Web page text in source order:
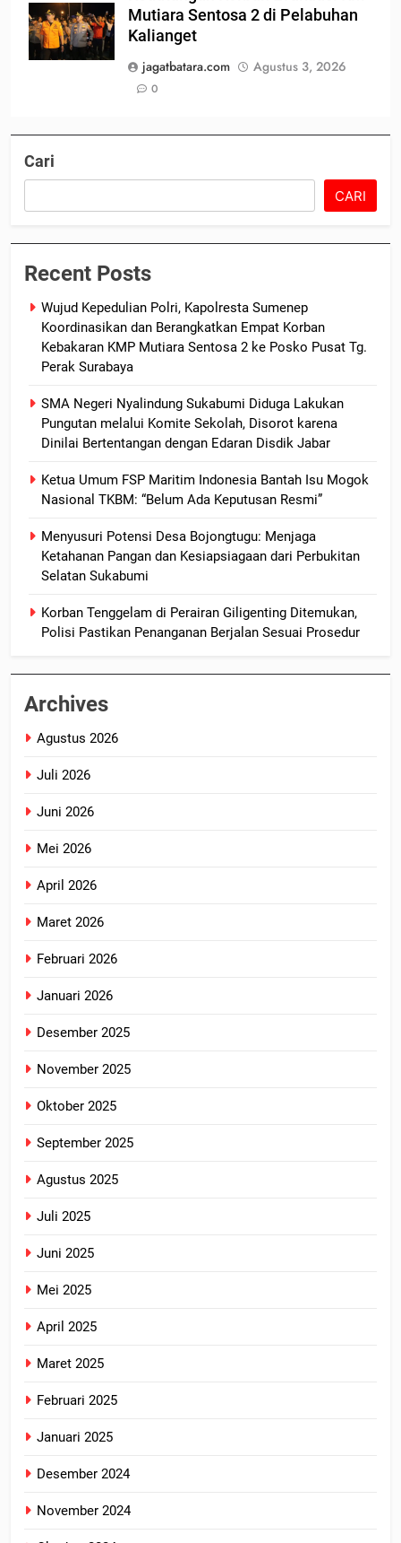
Mutiara Sentosa 2 di Pelabuhan
Kalianget
jagatbatara.com
Agustus 3, 2026
0
Cari
CARI
Recent Posts
Wujud Kepedulian Polri, Kapolresta Sumenep
Koordinasikan dan Berangkatkan Empat Korban
Kebakaran KMP Mutiara Sentosa 2 ke Posko Pusat Tg.
Perak Surabaya
SMA Negeri Nyalindung Sukabumi Diduga Lakukan
Pungutan melalui Komite Sekolah, Disorot karena
Dinilai Bertentangan dengan Edaran Disdik Jabar
Ketua Umum FSP Maritim Indonesia Bantah Isu Mogok
Nasional TKBM: “Belum Ada Keputusan Resmi”
Menyusuri Potensi Desa Bojongtugu: Menjaga
Ketahanan Pangan dan Kesiapsiagaan dari Perbukitan
Selatan Sukabumi
Korban Tenggelam di Perairan Giligenting Ditemukan,
Polisi Pastikan Penanganan Berjalan Sesuai Prosedur
Archives
Agustus 2026
Juli 2026
Juni 2026
Mei 2026
April 2026
Maret 2026
Februari 2026
Januari 2026
Desember 2025
November 2025
Oktober 2025
September 2025
Agustus 2025
Juli 2025
Juni 2025
Mei 2025
April 2025
Maret 2025
Februari 2025
Januari 2025
Desember 2024
November 2024